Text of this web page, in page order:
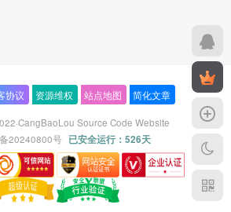
协议 资源维权 站点地图 简化文章
CangBaoLou Source Code Website
20240800号 已安全运行：526天